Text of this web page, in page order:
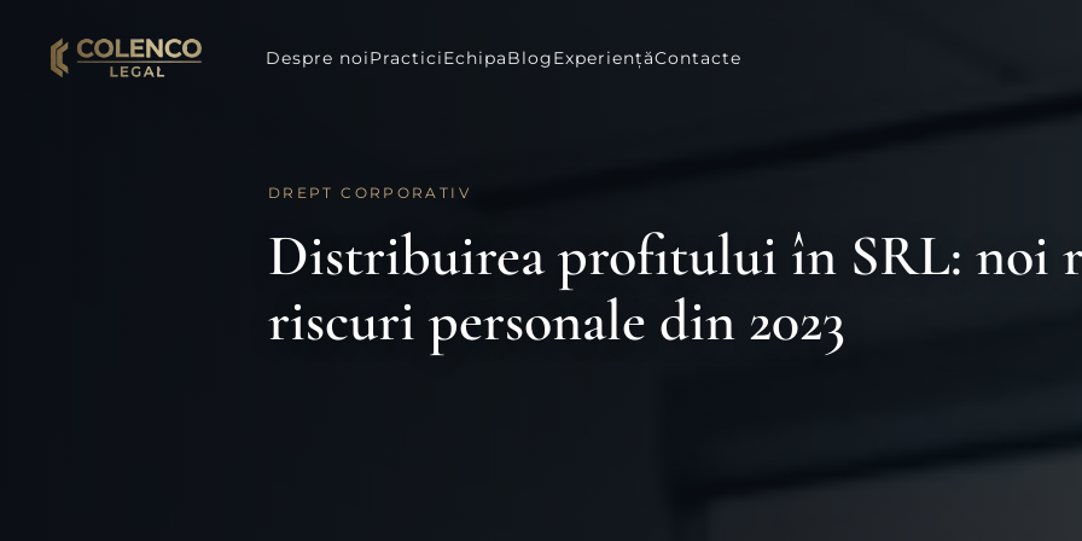
Despre noiPracticiEchipaBlogExperiențăContacte
DREPT CORPORATIV
Distribuirea profitului în SRL: noi
riscuri personale din 2023